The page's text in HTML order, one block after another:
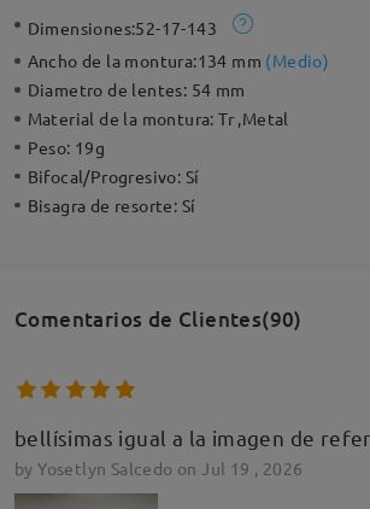
Dimensiones:52-17-143
Ancho de la montura:134 mm (Medio)
Diametro de lentes: 54 mm
Material de la montura:Tr ,Metal
Peso: 19g
Bifocal/Progresivo: Sí
Bisagra de resorte: Sí
Comentarios de Clientes(90)
bellísimas igual a la imagen de
by Yosetlyn Salcedo on Jul 19 , 2026